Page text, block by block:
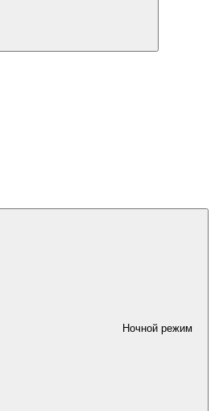
Ночной режим